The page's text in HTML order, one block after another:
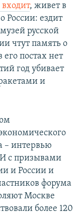
входит, живет в
России: ездит
русской
чтут память о
постах нет
год убивает
и
– интервью
с призывами
и России и
форума
Москве
более 120